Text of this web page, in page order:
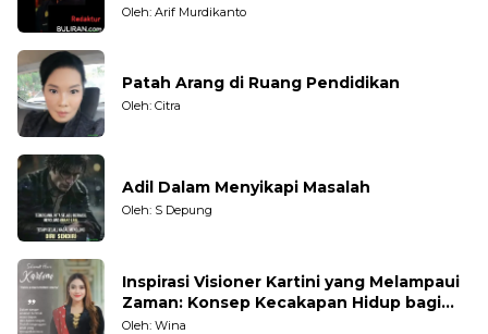
Oleh: Arif Murdikanto
Patah Arang di Ruang Pendidikan
Oleh: Citra
Adil Dalam Menyikapi Masalah
Oleh: S Depung
Inspirasi Visioner Kartini yang Melampaui
Zaman: Konsep Kecakapan Hidup bagi
Generasi Muda
Oleh: Wina